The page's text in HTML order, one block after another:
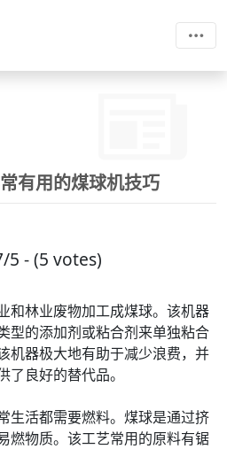
有用的煤球机技巧
5 - (5 votes)
和林业废物加工成煤球。该机器
型的添加剂或粘合剂来单独粘合
机器极大地有助于减少浪费，并
良好的替代品。
生活都需要燃料。煤球是通过挤
燃物质。该工艺常用的原料有锯